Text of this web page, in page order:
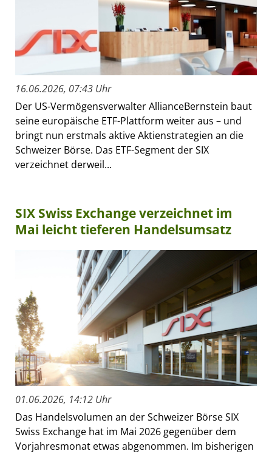
16.06.2026, 07:43 Uhr
Der US-Vermögensverwalter AllianceBernstein baut
seine europäische ETF-Plattform weiter aus – und
bringt nun erstmals aktive Aktienstrategien an die
Schweizer Börse. Das ETF-Segment der SIX
verzeichnet derweil...
SIX Swiss Exchange verzeichnet im
Mai leicht tieferen Handelsumsatz
01.06.2026, 14:12 Uhr
Das Handelsvolumen an der Schweizer Börse SIX
Swiss Exchange hat im Mai 2026 gegenüber dem
Vorjahresmonat etwas abgenommen. Im bisherigen